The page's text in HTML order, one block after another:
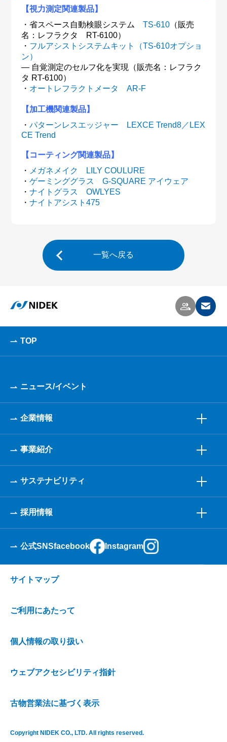
【視力測定関連製品】
・省スペース自動検眼システムTS-610 （販売
名：レフラクタ RT-6100）
・ フルアシストシステムキット（TS-610オプショ
ン）
― 自覚測定のセルフ化を実現（販売名：レフラク
タ RT-6100）
・ オートレフラクトメータ AR-F
【加工機関連製品】
・パターンレスエッジャー LEXCE Trend8／LEX
CE Trend
【コーティング関連製品】
・ メガネメイク LILY COULURE
・ゲーミンググラス G-SQUARE アイウェア
・ナイトグラス OWLYES
・ナイトアシスト475
一覧へ戻る
TOP
ニュース/イベント
企業情報
事業紹介
サステナビリティ
採用情報
公式SNSfacebook Instagram
サイトマップ
ご利用にあたって
個人情報の取り扱い
ウェブアクセシビリティ指針
古物営業法に基づく表示
Copyright NIDEK CO., LTD. All rights reserved.